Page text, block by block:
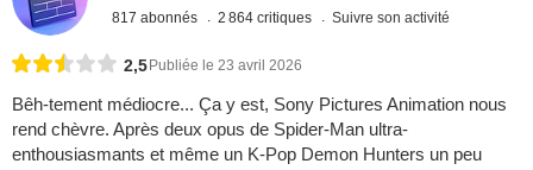
817 abonnés 2 864 critiques Suivre son activité
2,5 Publiée le 23 avril 2026
Bêh-tement médiocre... Ça y est, Sony Pictures Animation nous
rend chèvre. Après deux opus de Spider-Man ultra-
enthousiasmants et même un K-Pop Demon Hunters un peu